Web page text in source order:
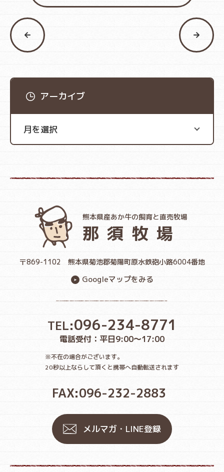
アーカイブ
熊本県産あか牛の飼育と直売牧場
那須牧場
〒869-1102 熊本県菊池郡菊陽町原水鉄砲小路6004番地
Googleマップをみる
TEL:096-234-8771
電話受付：平日9:00〜17:00
※不在の場合がございます。
20秒以上ならして頂くと携帯へ自動転送されます
FAX:096-232-2883
メルマガ・LINE登録